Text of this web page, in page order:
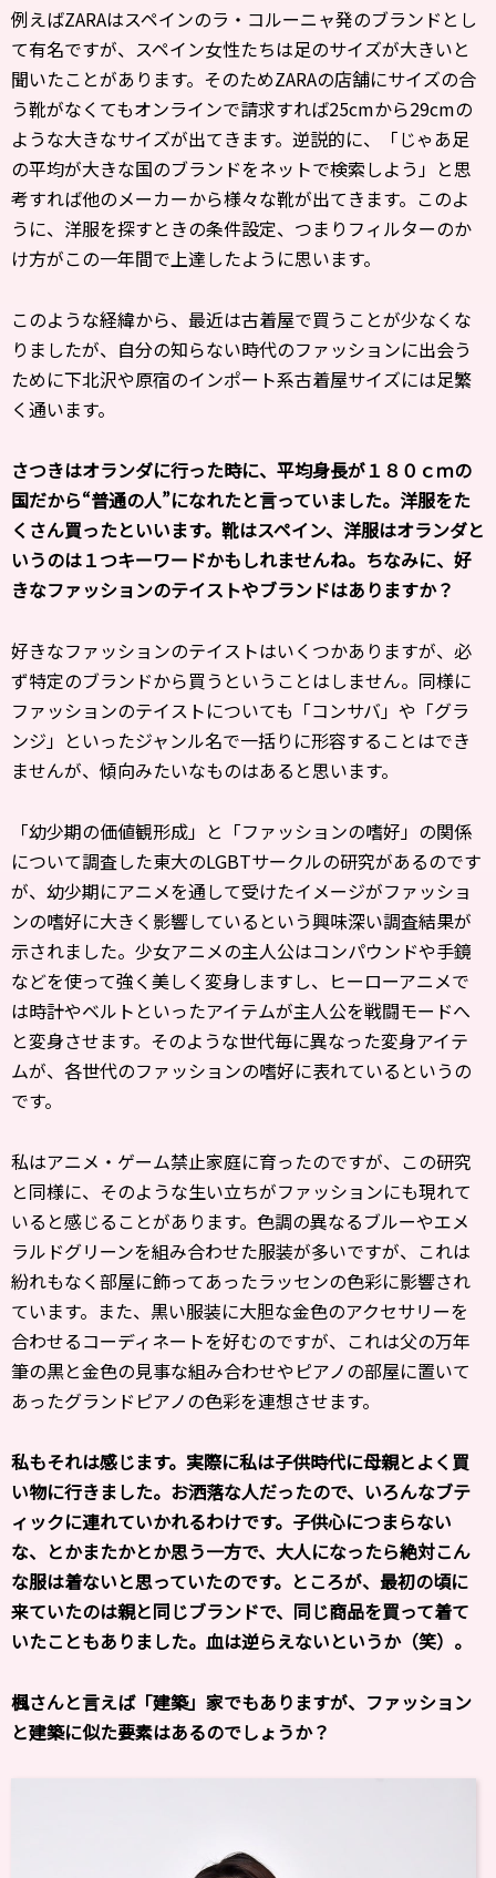
例えばZARAはスペインのラ・コルーニャ発のブランドとし
て有名ですが、スペイン女性たちは足のサイズが大きいと
聞いたことがあります。そのためZARAの店舗にサイズの合
う靴がなくてもオンラインで請求すれば25cmから29cmの
ような大きなサイズが出てきます。逆説的に、「じゃあ足
の平均が大きな国のブランドをネットで検索しよう」と思
考すれば他のメーカーから様々な靴が出てきます。このよ
うに、洋服を探すときの条件設定、つまりフィルターのか
け方がこの一年間で上達したように思います。
このような経緯から、最近は古着屋で買うことが少なくな
りましたが、 自分の知らない時代のファッションに出会う
ために下北沢や原宿のインポート系古着屋サイズには足繁
く通います。
――さつきはオランダに行った時に、平均身長が１８０ｃｍの
国だから“普通の人”になれたと言っていました。洋服をた
くさん買ったといいます。靴はスペイン、洋服はオランダと
いうのは１つキーワードかもしれませんね。ちなみに、好
きなファッションのテイストやブランドはありますか？
好きなファッションのテイストはいくつかありますが、 必
ず特定のブランドから買うということはしません。 同様に
ファッションのテイストについても「コンサバ」や「グラ
ンジ」といったジャンル名で一括りに形容することはでき
ませんが、 傾向みたいなものはあると思います。
「幼少期の価値観形成」と「ファッションの嗜好」の関係
について調査した東大のLGBTサークルの研究があるのです
が、幼少期にアニメを通して受けたイメージがファッショ
ンの嗜好に大きく影響しているという興味深い調査結果が
示されました。少女アニメの主人公はコンパウンドや手鏡
などを使って強く美しく変身しますし、ヒーローアニメで
は時計やベルトといったアイテムが主人公を戦闘モードへ
と変身させます。そのような世代毎に異なった変身アイテ
ムが、各世代のファッションの嗜好に表れているというの
です。
私はアニメ・ゲーム禁止家庭に育ったのですが、この研究
と同様に、そのような生い立ちがファッションにも現れて
いると感じることがあります。色調の異なるブルーやエメ
ラルドグリーンを組み合わせた服装が多いですが、これは
紛れもなく部屋に飾ってあったラッセンの色彩に影響され
ています。また、黒い服装に大胆な金色のアクセサリーを
合わせるコーディネートを好むのですが、これは父の万年
筆の黒と金色の見事な組み合わせやピアノの部屋に置いて
あったグランドピアノの色彩を連想させます。
――私もそれは感じます。実際に私は子供時代に母親とよく買
い物に行きました。お洒落な人だったので、いろんなブテ
ィックに連れていかれるわけです。子供心につまらない
な、とかまたかとか思う一方で、大人になったら絶対こん
な服は着ないと思っていたのです。ところが、最初の頃に
来ていたのは親と同じブランドで、同じ商品を買って着て
いたこともありました。血は逆らえないというか（笑）。
楓さんと言えば「建築」家でもありますが、ファッション
と建築に似た要素はあるのでしょうか？